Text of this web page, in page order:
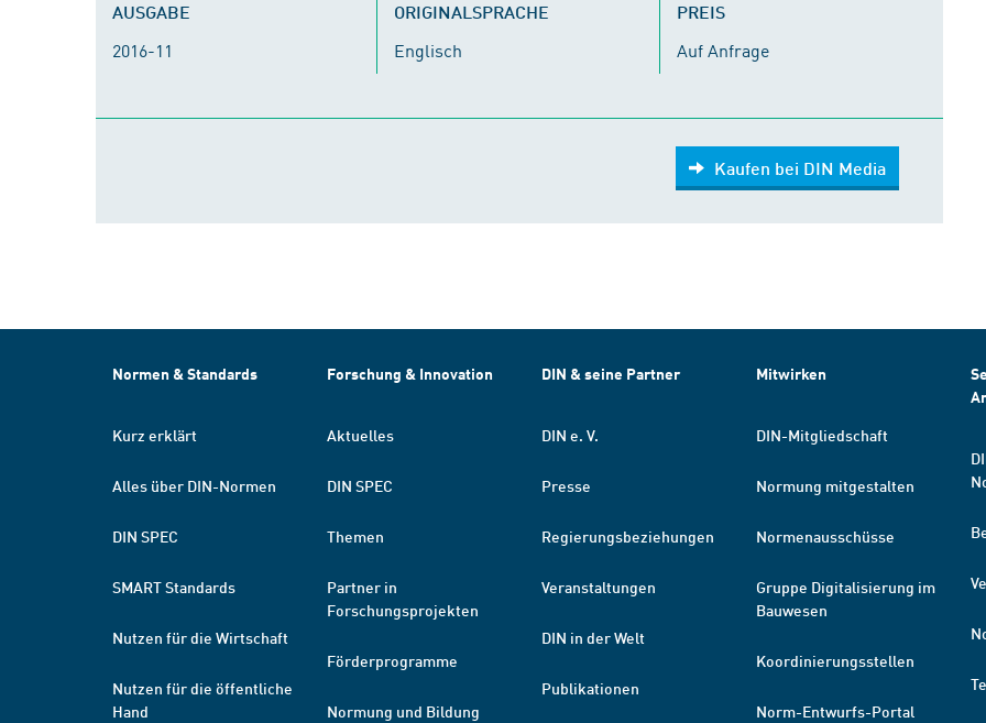
AUSGABE
2016-11
ORIGINALSPRACHE
Englisch
PREIS
Auf Anfrage
Kaufen bei DIN Media
Normen & Standards
Kurz erklärt
Alles über DIN-Normen
DIN SPEC
SMART Standards
Nutzen für die Wirtschaft
Nutzen für die öffentliche
Hand
Forschung & Innovation
Aktuelles
DIN SPEC
Themen
Partner in
Forschungsprojekten
Förderprogramme
Normung und Bildung
DIN & seine Partner
DIN e. V.
Presse
Regierungsbeziehungen
Veranstaltungen
DIN in der Welt
Publikationen
Mitwirken
DIN-Mitgliedschaft
Normung mitgestalten
Normenausschüsse
Gruppe Digitalisierung im
Bauwesen
Koordinierungsstellen
Norm-Entwurfs-Portal